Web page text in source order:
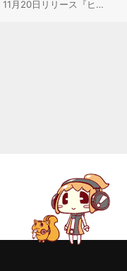
BLUE ENCOUNT、11月20日リリース『ヒロアカ』新OPテーマ「ポラリス」初回盤収録DVDトレーラー公開！さらに、iTunesでの予約者対象のアコースティックライブイベントも開催！